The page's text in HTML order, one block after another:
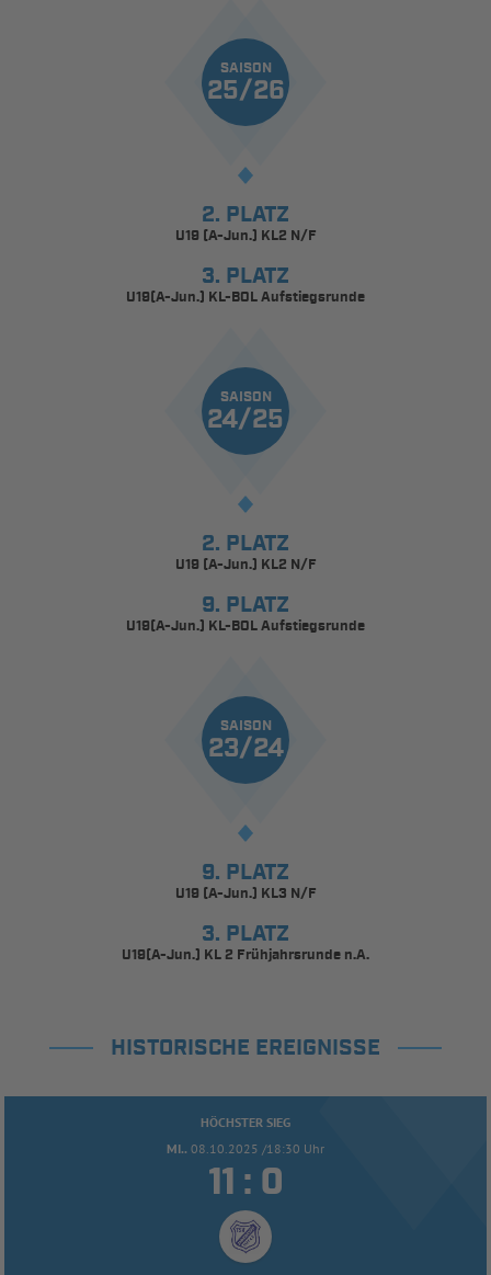
SAISON
25/26
2. PLATZ
U19 (A-Jun.) KL2 N/F
3. PLATZ
U19(A-Jun.) KL-BOL Aufstiegsrunde
SAISON
24/25
2. PLATZ
U19 (A-Jun.) KL2 N/F
9. PLATZ
U19(A-Jun.) KL-BOL Aufstiegsrunde
SAISON
23/24
9. PLATZ
U19 (A-Jun.) KL3 N/F
3. PLATZ
U19(A-Jun.) KL 2 Frühjahrsrunde n.A.
HISTORISCHE EREIGNISSE
HÖCHSTER SIEG
MI.. 08.10.2025 /18:30 Uhr
 : 